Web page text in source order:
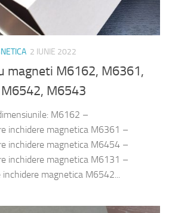
2 IUNIE 2022
magneti M6162, M6361,
M6543
M6162 –
inchidere magnetica M6361 –
inchidere magnetica M6454 –
inchidere magnetica M6131 –
magnetica M6542...